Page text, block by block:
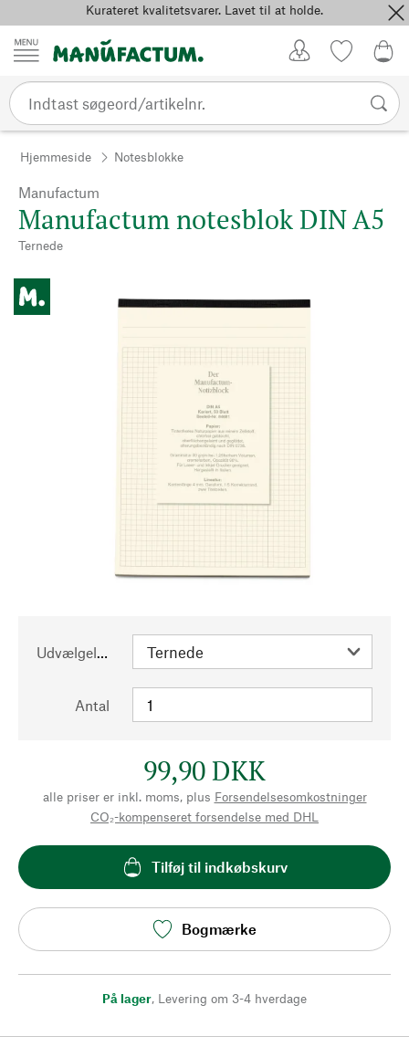
Spring til indholdKurateret kvalitetsvarer. Lavet til at holde.
Hjemmeside Notesblokke
Manufactum
Manufactum notesblok DIN A5
Ternede
Antal
99,90 DKK
alle priser er inkl. moms, plus Forsendelsesomkostninger
CO₂-kompenseret forsendelse med DHL
Tilføj til indkøbskurv
Bogmærke
På lager, Levering om 3-4 hverdage